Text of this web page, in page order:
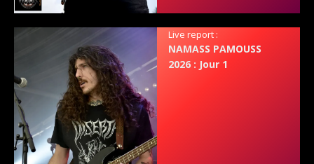
Live report :
NAMASS PAMOUSS
2026 : Jour 1